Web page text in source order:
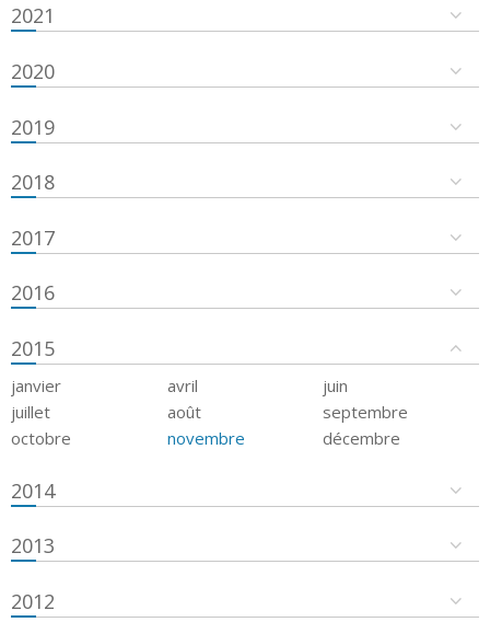
2021
2020
2019
2018
2017
2016
2015
janvier avril
juin
juillet
août
septembre
octobre
novembre décembre
2014
2013
2012